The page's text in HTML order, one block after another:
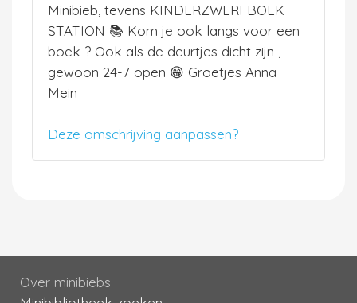
Minibieb, tevens KINDERZWERFBOEK
STATION 📚 Kom je ook langs voor een
boek ? Ook als de deurtjes dicht zijn ,
gewoon 24-7 open 😁 Groetjes Anna
Mein
Deze omschrijving aanpassen?
Over minibiebs